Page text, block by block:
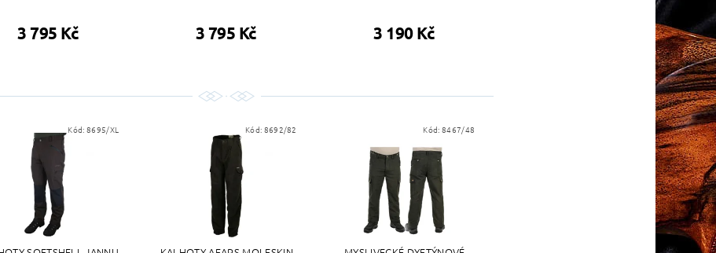
3 795 Kč 3 795 Kč 3 190 Kč
Kód:8695/XL Kód: 8692/82 Kód: 8467/48